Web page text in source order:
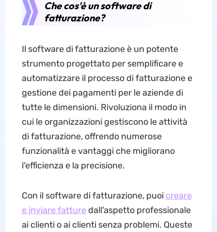
Che cos'è un software di
fatturazione?
Il software di fatturazione è un potente
strumento progettato per semplificare e
automatizzare il processo di fatturazione e
gestione dei pagamenti per le aziende di
tutte le dimensioni. Rivoluziona il modo in
cui le organizzazioni gestiscono le attività
di fatturazione, offrendo numerose
funzionalità e vantaggi che migliorano
l'efficienza e la precisione.
Con il software di fatturazione, puoi creare
e inviare fatture dall'aspetto professionale
ai clienti o ai clienti senza problemi. Queste